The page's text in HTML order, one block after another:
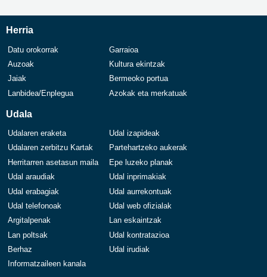
Herria
Datu orokorrak
Garraioa
Auzoak
Kultura ekintzak
Jaiak
Bermeoko portua
Lanbidea/Enplegua
Azokak eta merkatuak
Udala
Udalaren eraketa
Udal izapideak
Udalaren zerbitzu Kartak
Partehartzeko aukerak
Herritarren asetasun maila
Epe luzeko planak
Udal araudiak
Udal inprimakiak
Udal erabagiak
Udal aurrekontuak
Udal telefonoak
Udal web ofizialak
Argitalpenak
Lan eskaintzak
Lan poltsak
Udal kontratazioa
Berhaz
Udal irudiak
Informatzaileen kanala